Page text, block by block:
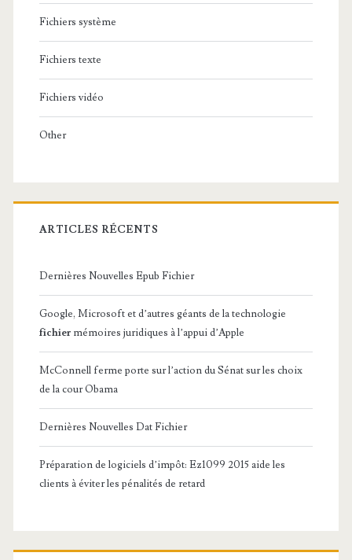
Fichiers système
Fichiers texte
Fichiers vidéo
Other
ARTICLES RÉCENTS
Dernières Nouvelles Epub Fichier
Google, Microsoft et d’autres géants de la technologie
fichier mémoires juridiques à l’appui d’Apple
McConnell ferme porte sur l’action du Sénat sur les choix
de la cour Obama
Dernières Nouvelles Dat Fichier
Préparation de logiciels d’impôt: Ez1099 2015 aide les
clients à éviter les pénalités de retard